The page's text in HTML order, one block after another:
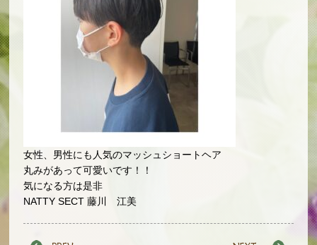
女性、男性にも人気のマッシュショートヘア
丸みがあって可愛いです！！
気になる方は是非
NATTY SECT 藤川 江美